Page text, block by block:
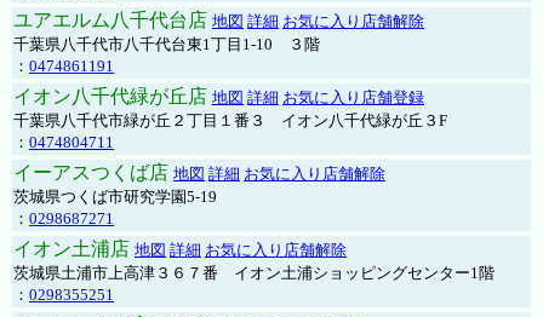
ユアエルム八千代台店 地図 詳細 お気に入り店舗解除
千葉県八千代市八千代台東1丁目1-10 ３階
： 0474861191
イオン八千代緑が丘店 地図 詳細 お気に入り店舗登録
千葉県八千代市緑が丘２丁目１番３ イオン八千代緑が丘３F
： 0474804711
イーアスつくば店 地図 詳細 お気に入り店舗解除
茨城県つくば市研究学園5-19
： 0298687271
イオン土浦店 地図 詳細 お気に入り店舗解除
茨城県土浦市上高津３６７番 イオン土浦ショッピングセンター1階
： 0298355251